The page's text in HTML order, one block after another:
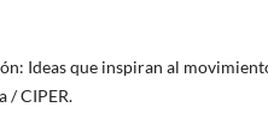
Ideas que inspiran al
/ CIPER.